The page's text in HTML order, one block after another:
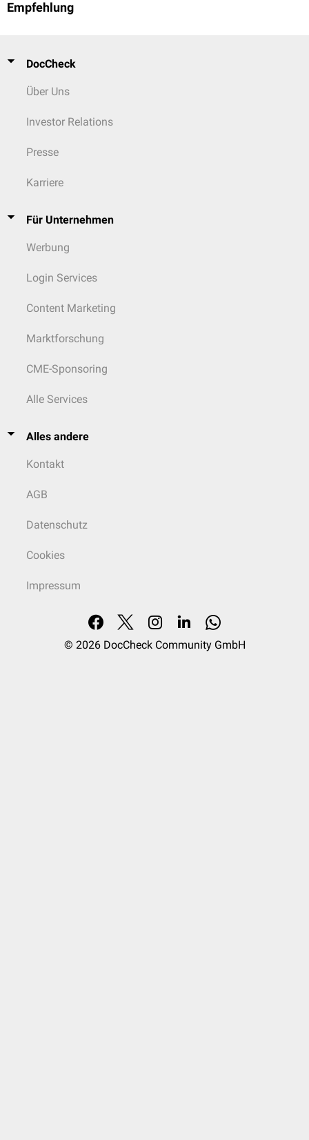
Empfehlung
DocCheck
Über Uns
Investor Relations
Presse
Karriere
Für Unternehmen
Werbung
Login Services
Content Marketing
Marktforschung
CME-Sponsoring
Alle Services
Alles andere
Kontakt
AGB
Datenschutz
Cookies
Impressum
© 2026 DocCheck Community GmbH